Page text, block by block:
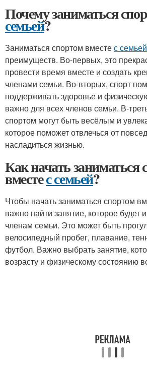
Почему заниматься
семьей?
Заниматься спортом вместес семьей
преимуществ. Во-первых, это
провести время вместе и создать
членами семьи. Во-вторых, спорт
поддерживать здоровье и
важно для всех членов семьи. В-
спортом могут быть весёлым и
которое поможет отвлечься от
насладиться жизнью.
Как начать заниматься
вместес семьей?
Чтобы начать заниматься спортом
важно найти занятие, которое будет
членам семьи. Это может быть
велосипедный пробег, плавание,
футбол. Важно выбрать занятие,
возрасту и физическому состоянию